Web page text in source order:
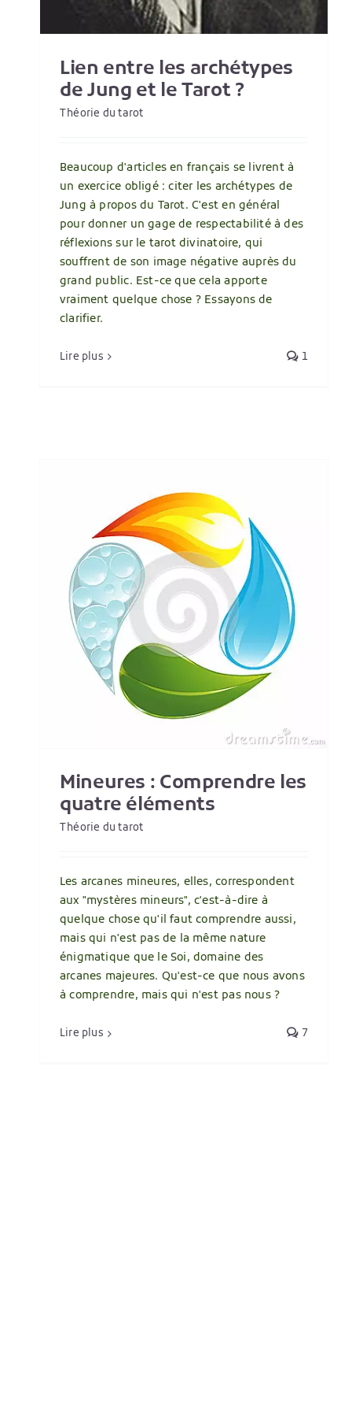
Lien entre les archétypes
de Jung et le Tarot ?
Théorie du tarot
Beaucoup d'articles en français se livrent à
un exercice obligé : citer les archétypes de
Jung à propos du Tarot. C'est en général
pour donner un gage de respectabilité à des
réflexions sur le tarot divinatoire, qui
souffrent de son image négative auprès du
grand public. Est-ce que cela apporte
vraiment quelque chose ? Essayons de
clarifier.
Lire plus 1
Mineures : Comprendre les
quatre éléments
Théorie du tarot
Les arcanes mineures, elles, correspondent
aux "mystères mineurs", c'est-à-dire à
quelque chose qu'il faut comprendre aussi,
mais qui n'est pas de la même nature
énigmatique que le Soi, domaine des
arcanes majeures. Qu'est-ce que nous avons
à comprendre, mais qui n'est pas nous ?
Lire plus 7